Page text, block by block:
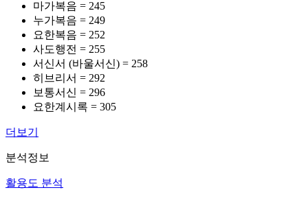
마가복음 = 245
누가복음 = 249
요한복음 = 252
사도행전 = 255
서신서 (바울서신) = 258
히브리서 = 292
보통서신 = 296
요한계시록 = 305
더보기
분석정보
활용도 분석